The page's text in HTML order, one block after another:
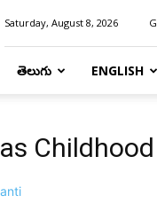
Saturday, August 8, 2026
తెలుగు ENGLISH
Childhood